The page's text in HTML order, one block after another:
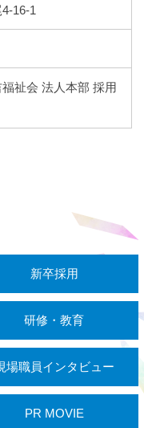
16-1
祉会 法人本部 採用
新卒採用
研修・教育
場職員インタビュー
PR MOVIE